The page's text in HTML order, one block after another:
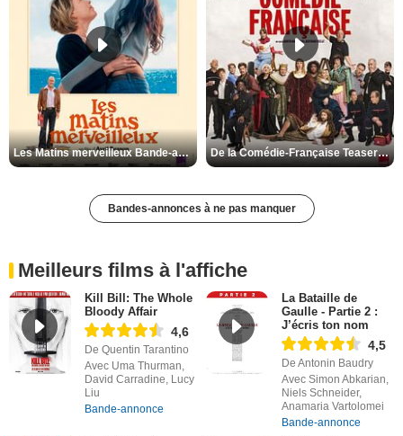
Les Matins merveilleux Bande-annonce VF De la Comédie-Française Teaser VF
Bandes-annonces à ne pas manquer
Meilleurs films à l'affiche
Kill Bill: The Whole
Bloody Affair
4,6
De Quentin Tarantino
Avec Uma Thurman,
David Carradine, Lucy
Liu
Bande-annonce
La Bataille de
Gaulle - Partie 2 :
J’écris ton nom
4,5
De Antonin Baudry
Avec Simon Abkarian,
Niels Schneider,
Anamaria Vartolomei
Bande-annonce